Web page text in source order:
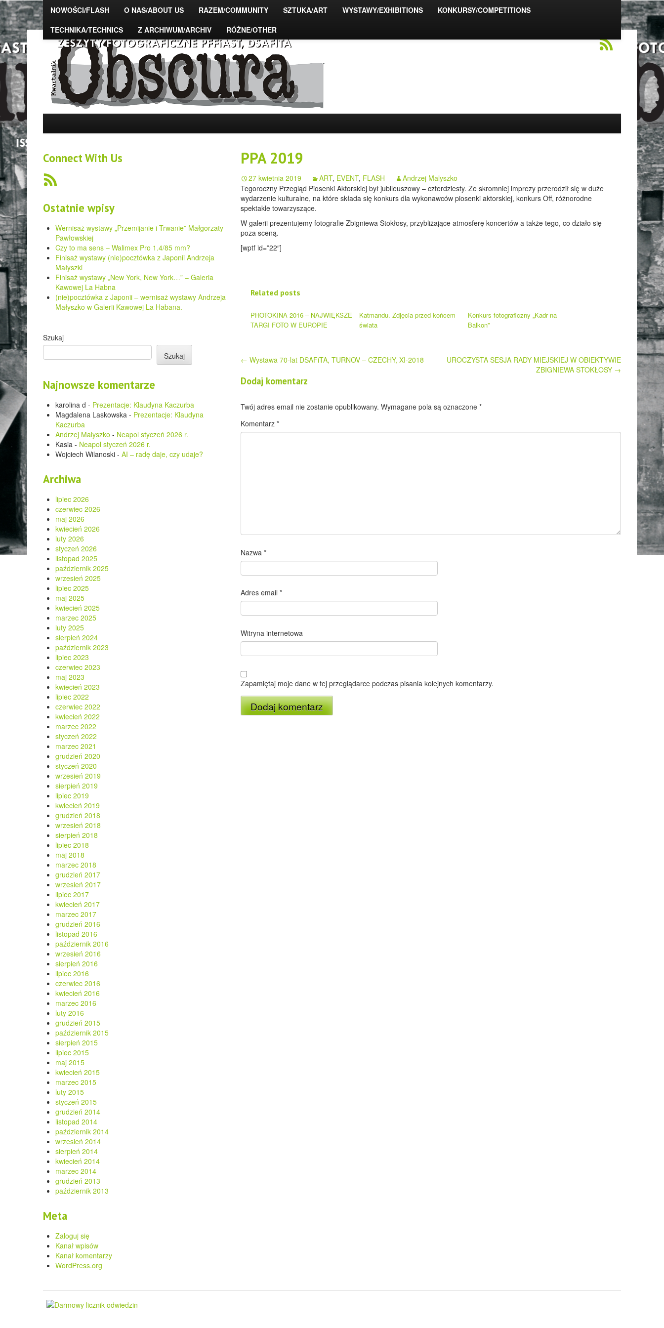
NOWOŚCI/FLASH O NAS/ABOUT US RAZEM/COMMUNITY SZTUKA/ART WYSTAWY/EXHIBITIONS
KONKURSY/COMPETITIONS
TECHNIKA/TECHNICS
Z ARCHIWUM/ARCHIV RÓŻNE/OTHER
Connect With Us
Ostatnie wpisy
Wernisaż wystawy „Przemijanie i Trwanie” Małgorzaty
Pawłowskiej
Czy to ma sens – Walimex Pro 1.4/85 mm?
Finisaż wystawy (nie)pocztówka z Japonii Andrzeja
Małyszki
Finisaż wystawy „New York, New York…” – Galeria
Kawowej La Habna
(nie)pocztówka z Japonii – wernisaż wystawy Andrzeja
Małyszko w Galerii Kawowej La Habana.
Szukaj
Szukaj
Najnowsze komentarze
karolina d - Prezentacje: Klaudyna Kaczurba
Magdalena Laskowska - Prezentacje: Klaudyna
Kaczurba
Andrzej Malyszko - Neapol styczeń 2026 r.
Kasia - Neapol styczeń 2026 r.
Wojciech Wilanoski - AI – radę daje, czy udaje?
Archiwa
lipiec 2026
czerwiec 2026
maj 2026
kwiecień 2026
luty 2026
styczeń 2026
listopad 2025
październik 2025
wrzesień 2025
lipiec 2025
maj 2025
kwiecień 2025
marzec 2025
luty 2025
sierpień 2024
październik 2023
lipiec 2023
czerwiec 2023
maj 2023
kwiecień 2023
lipiec 2022
czerwiec 2022
kwiecień 2022
marzec 2022
styczeń 2022
marzec 2021
grudzień 2020
styczeń 2020
wrzesień 2019
sierpień 2019
lipiec 2019
kwiecień 2019
grudzień 2018
wrzesień 2018
sierpień 2018
lipiec 2018
maj 2018
marzec 2018
grudzień 2017
wrzesień 2017
lipiec 2017
kwiecień 2017
marzec 2017
grudzień 2016
listopad 2016
październik 2016
wrzesień 2016
sierpień 2016
lipiec 2016
czerwiec 2016
kwiecień 2016
marzec 2016
luty 2016
grudzień 2015
październik 2015
sierpień 2015
lipiec 2015
maj 2015
kwiecień 2015
marzec 2015
luty 2015
styczeń 2015
grudzień 2014
listopad 2014
październik 2014
wrzesień 2014
sierpień 2014
kwiecień 2014
marzec 2014
grudzień 2013
październik 2013
Meta
Zaloguj się
Kanał wpisów
Kanał komentarzy
WordPress.org
PPA 2019
27 kwietnia 2019 ART, EVENT, FLASH
Andrzej Malyszko
Tegoroczny Przegląd Piosenki Aktorskiej był jubileuszowy – czterdziesty. Ze skromniej imprezy przerodził się w duże
wydarzenie kulturalne, na które składa się konkurs dla wykonawców piosenki aktorskiej, konkurs Off, różnorodne
spektakle towarzyszące.
W galerii prezentujemy fotografie Zbigniewa Stokłosy, przybliżające atmosferę koncertów a także tego, co działo się
poza sceną.
[wptf id=”22″]
Related posts
PHOTOKINA 2016 – NAJWIĘKSZE
TARGI FOTO W EUROPIE
Katmandu. Zdjęcia przed końcem
świata
Konkurs fotograficzny „Kadr na
Balkon”
Post
navigation
← Wystawa 70-lat DSAFiTA, TURNOV – CZECHY, XI-2018
UROCZYSTA SESJA RADY MIEJSKIEJ W OBIEKTYWIE
ZBIGNIEWA STOKŁOSY →
Dodaj komentarz
Twój adres email nie zostanie opublikowany. Wymagane pola są oznaczone *
Komentarz *
Nazwa *
Adres email *
Witryna internetowa
Zapamiętaj moje dane w tej przeglądarce podczas pisania kolejnych komentarzy.